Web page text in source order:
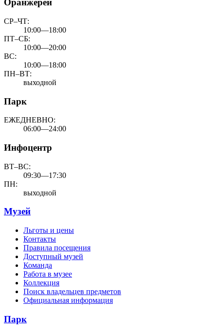
Оранжереи
СР–ЧТ:
10:00—18:00
ПТ–СБ:
10:00—20:00
ВС:
10:00—18:00
ПН–ВТ:
выходной
Парк
ЕЖЕДНЕВНО:
06:00—24:00
Инфоцентр
ВТ–ВС:
09:30—17:30
ПН:
выходной
Музей
Льготы и цены
Контакты
Правила посещения
Доступный музей
Команда
Работа в музее
Коллекция
Поиск владельцев предметов
Официальная информация
Парк